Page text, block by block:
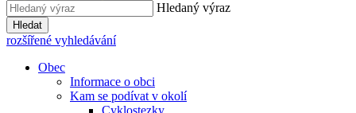
Hledaný výraz
Hledat
rozšířené vyhledávání
Obec
Informace o obci
Kam se podívat v okolí
Cyklostezky